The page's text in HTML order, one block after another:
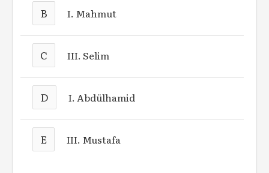
B I. Mahmut
C III. Selim
D I. Abdülhamid
E III. Mustafa